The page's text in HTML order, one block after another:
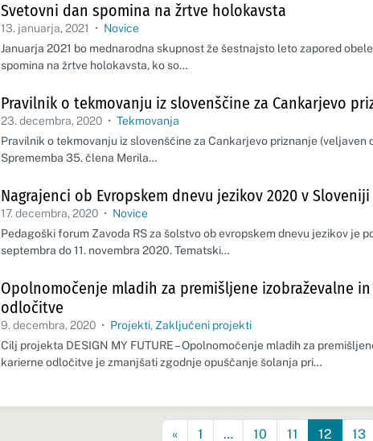
Svetovni dan spomina na žrtve holokavsta
13. januarja, 2021 • Novice
Januarja 2021 bo mednarodna skupnost že šestnajsto leto zapored
spomina na žrtve holokavsta, ko so…
Pravilnik o tekmovanju iz slovenščine za Cankarjevo
23. decembra, 2020 • Tekmovanja
Pravilnik o tekmovanju iz slovenščine za Cankarjevo priznanje (veljaven
Sprememba 35. člena Merila…
Nagrajenci ob Evropskem dnevu jezikov 2020 v Sloveniji
17. decembra, 2020 • Novice
Pedagoški forum Zavoda RS za šolstvo ob evropskem dnevu jezikov je
septembra do 11. novembra 2020. Tematski…
Opolnomočenje mladih za premišljene izobraževalne
odločitve
9. decembra, 2020 • Projekti, Zaključeni projekti
Cilj projekta DESIGN MY FUTURE – Opolnomočenje mladih za
karierne odločitve je zmanjšati zgodnje opuščanje šolanja pri…
« 1 … 10 11 12 13